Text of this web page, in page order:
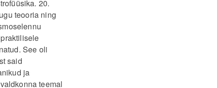
20.
teooria ning
See oli
said
ja
teemal